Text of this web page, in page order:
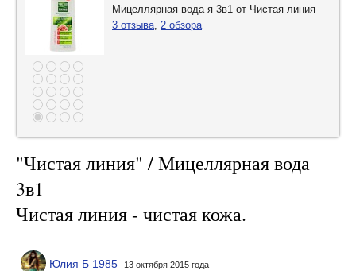
Мицеллярная вода я 3в1 от Чистая линия
3 отзыва, 2 обзора
"Чистая линия" / Мицеллярная вода
3в1
Чистая линия - чистая кожа.
Юлия Б 1985 13 октября 2015 года